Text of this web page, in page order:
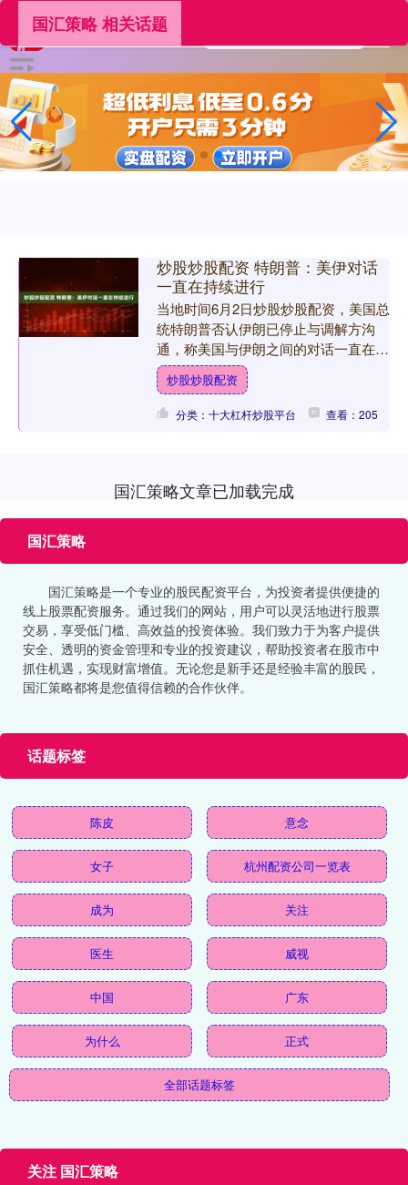
国汇策略 相关话题
炒股炒股配资 特朗普：美伊对话
一直在持续进行
当地时间6月2日炒股炒股配资，美国总
统特朗普否认伊朗已停止与调解方沟
通，称美国与伊朗之间的对话一直在持
续进行。 特朗普当天在社交媒体发文
表示，伊朗媒体关于谈判中....
炒股炒股配资
分类：十大杠杆炒股平台 查看：205
国汇策略文章已加载完成
国汇策略
国汇策略是一个专业的股民配资平台，为投资者提供便捷的
线上股票配资服务。通过我们的网站，用户可以灵活地进行股票
交易，享受低门槛、高效益的投资体验。我们致力于为客户提供
安全、透明的资金管理和专业的投资建议，帮助投资者在股市中
抓住机遇，实现财富增值。无论您是新手还是经验丰富的股民，
国汇策略都将是您值得信赖的合作伙伴。
话题标签
陈皮 意念
女子 杭州配资公司一览表
成为 关注
医生 威视
中国 广东
为什么 正式
全部话题标签
关注 国汇策略